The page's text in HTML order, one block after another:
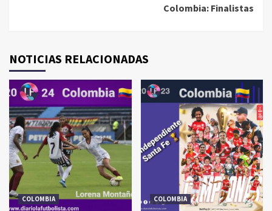
Colombia: Finalistas
NOTICIAS RELACIONADAS
COLOMBIA COLOMBIA